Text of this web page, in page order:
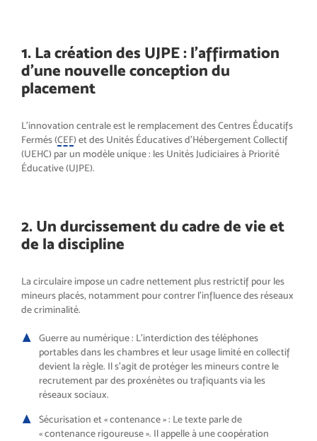
1. La création des UJPE : l’affirmation
d’une nouvelle conception du
placement
L’innovation centrale est le remplacement des Centres Éducatifs
Fermés (CEF) et des Unités Éducatives d’Hébergement Collectif
(UEHC) par un modèle unique : les Unités Judiciaires à Priorité
Éducative (UJPE).
2. Un durcissement du cadre de vie et
de la discipline
La circulaire impose un cadre nettement plus restrictif pour les
mineurs placés, notamment pour contrer l’influence des réseaux
de criminalité.
Guerre au numérique : L’interdiction des téléphones
portables dans les chambres et leur usage limité en collectif
devient la règle. Il s’agit de protéger les mineurs contre le
recrutement par des proxénètes ou trafiquants via les
réseaux sociaux.
Sécurisation et « contenance » : Le texte parle de
« contenance rigoureuse ». Il appelle à une coopération